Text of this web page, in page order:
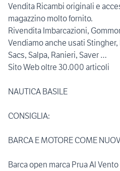
Vendita Ricambi originali e
magazzino molto fornito.
Rivendita Imbarcazioni,
Vendiamo anche usati Stingher,
Sacs, Salpa, Ranieri, Saver …
Sito Web oltre 30.000 articoli
NAUTICA BASILE
CONSIGLIA:
BARCA E MOTORE COME
Barca open marca Prua Al